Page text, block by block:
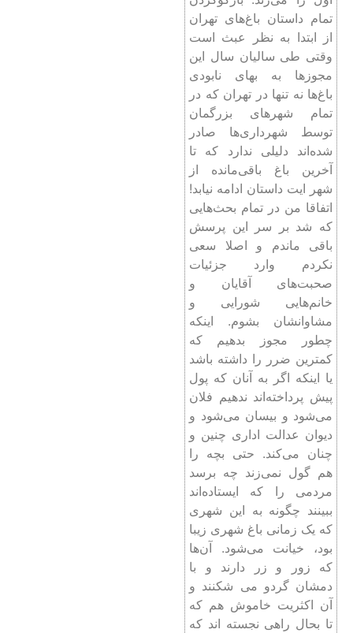
تمام داستان باغ‌های تهران
از ابتدا به نظر عبث است
وقتی طی سالیان سال این
مجوزها به بهای نابودی
باغ‌ها نه تنها در تهران که در
تمام شهرهای بزرگمان
توسط شهرداری‌ها صادر
شده‌اند دلیلی ندارد که تا
آخرین باغ باقی‌مانده از
شهر ایت داستان ادامه نیابد!
اتفاقا من در تمام بحث‌هایی
که شد بر سر این پرسش
باقی ماندم و اصلا سعی
نکردم وارد جزئیات
صحبت‌های آقایان و
خانم‌هایی شورایی و
مشاوانشان بشوم. اینکه
چطور مجوز بدهیم که
کمترین ضرر را داشته باشد
یا اینکه اگر به آنان که پول
پیش پرداخته‌اند ندهیم فلان
می‌شود و بیسان می‌شود و
دیوان عدالت اداری چنین و
چنان می‌کند. حتی بچه را
هم گول نمی‌زند چه برسد
مردمی را که ایستاده‌اند
ببینند چگونه به این شهری
که یک زمانی باغ شهری زیبا
بود، خیانت می‌شود. آن‌ها
که زور و زر دارند و با
دمشان گردو می شکنند و
آن اکثریت خاموش هم که
تا بحال راهی نجسته اند که